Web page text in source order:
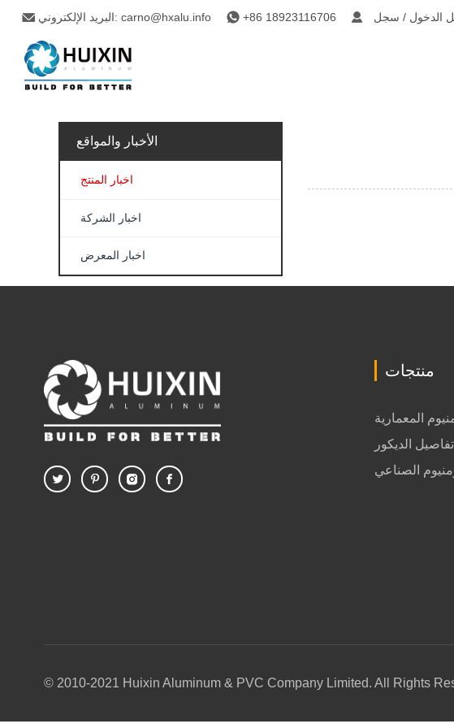
البريد الإلكتروني: carno@hxalu.info +86 18923116706 الدخول / سجل
الأخبار والمواقع
اخبار المنتج
اخبار الشركة
اخبار المعرض
منتجات
المعمارية
تفاصيل الديكور
الصناعي
© 2010-2021 Huixin Aluminum & PVC Company Limited. All Rights